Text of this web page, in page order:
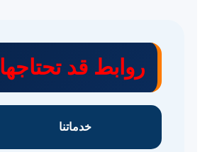
روابط قد تحتاجها
خدماتنا